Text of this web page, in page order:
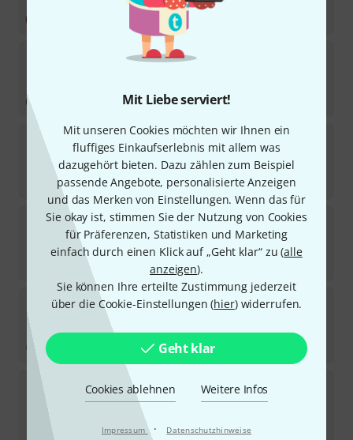
Mit Liebe serviert!
Mit unseren Cookies möchten wir Ihnen ein
fluffiges Einkaufserlebnis mit allem was
dazugehört bieten. Dazu zählen zum Beispiel
passende Angebote, personalisierte Anzeigen
und das Merken von Einstellungen. Wenn das für
Sie okay ist, stimmen Sie der Nutzung von Cookies
für Präferenzen, Statistiken und Marketing
einfach durch einen Klick auf „Geht klar“ zu (alle
anzeigen).
Sie können Ihre erteilte Zustimmung jederzeit
über die Cookie-Einstellungen (hier) widerrufen.
Geht klar
Cookies ablehnen Weitere Infos
Impressum · Datenschutzhinweise
Harley BentonUK-12 Soprano Ukulele B Bundle
Harley Benton UK-12 Stain Ash Purple Bundle
Sofort lieferbar
31 €
Harley BentonHawaii Koa Soprano Ukulele
22
In 5–7 Wochen lieferbar
Harley BentonHawaii Dolphin Tattoo S w/Bag
Sofort lieferbar
Harley Benton Kahuna CLU-30S
87
Sofort lieferbar
49€